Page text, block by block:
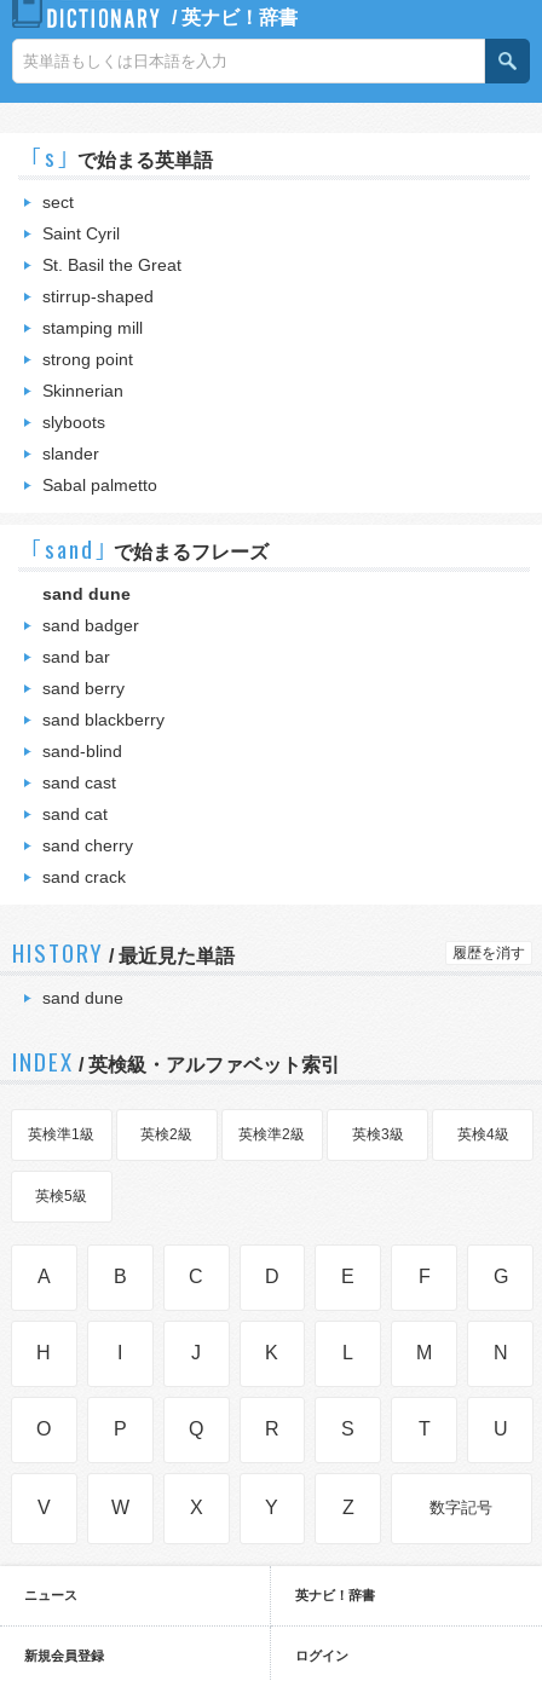
/英ナビ！辞書
｢s｣ で始まる英単語
sect
Saint Cyril
St. Basil the Great
stirrup-shaped
stamping mill
strong point
Skinnerian
slyboots
slander
Sabal palmetto
｢sand｣ で始まるフレーズ
sand dune
sand badger
sand bar
sand berry
sand blackberry
sand-blind
sand cast
sand cat
sand cherry
sand crack
HISTORY /最近見た単語 履歴を消す
sand dune
INDEX / 英検級・アルファベット索引
英検準1級 英検2級 英検準2級 英検3級 英検4級
英検5級
A B C D E F G
H J K L M N
O P Q R S T U
V W X Y Z 数字記号
ニュース 英ナビ！辞書
新規会員登録 ログイン